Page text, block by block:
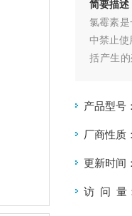
简要描述
氯霉素
中禁止使
括产生
长。这
产品型号：
厂商性质：
更新时间：
访 问 量